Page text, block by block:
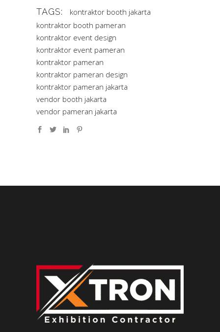
TAGS:
kontraktor booth jakarta
kontraktor booth pameran
kontraktor event design
kontraktor event pameran
kontraktor pameran
kontraktor pameran design
kontraktor pameran jakarta
vendor booth jakarta
vendor pameran jakarta